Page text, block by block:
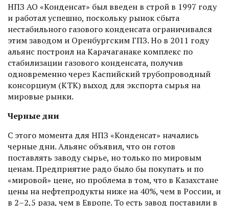
НПЗ АО «Конденсат» был введен в строй в 1997 году
и работал успешно, поскольку рынок сбыта
нестабильного газового конденсата ограничивался
этим заводом и Оренбургским ГПЗ. Но в 2011 году
альянс построил на Карачаганаке комплекс по
стабилизации газового конденсата, получив
одновременно через Каспийский трубопроводный
консорциум (КТК) выход для экс­порта сырья на
мировые рынки.
Черные дни
С этого момента для НПЗ «Конденсат» начались
черные дни. Альянс объявил, что он готов
поставлять заводу сырье, но только по мировым
ценам. Предприятие радо было бы покупать и по
«мировой» цене, но проблема в том, что в Казахстане
цены на нефтепродукты ниже на 40%, чем в России, и
в 2–2,5 раза, чем в Европе. То есть завод поставили в